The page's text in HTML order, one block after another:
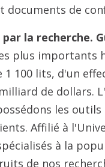
documents de
la recherche.
plus importants
1 100 lits, d'un
de dollars.
les
Affilié à
à la
de nos